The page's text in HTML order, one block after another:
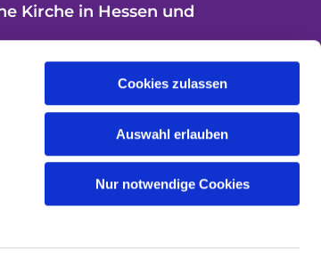
Cookies zulassen
Auswahl erlauben
Nur notwendige Cookies
Kirche in Hessen und